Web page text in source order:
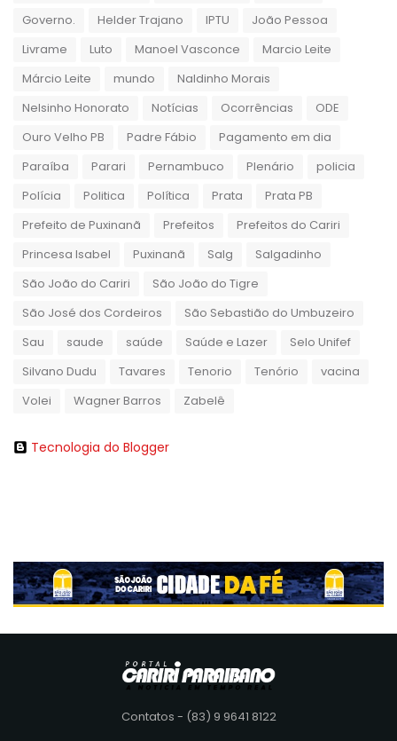
Governo.
Helder Trajano IPTU
João Pessoa
Livrame
Luto Manoel Vasconce
Marcio Leite
Márcio Leite
mundo
Naldinho Morais
Nelsinho Honorato
Notícias Ocorrências
ODE
Ouro Velho PB
Padre Fábio
Pagamento em dia
Paraíba
Parari Pernambuco Plenário
policia
Polícia
Politica Política Prata
Prata PB
Prefeito de Puxinanã
Prefeitos
Prefeitos do Cariri
Princesa Isabel
Puxinanã Salg
Salgadinho
São João do Cariri
São João do Tigre
São José dos Cordeiros
São Sebastião do Umbuzeiro
Sau
saude saúde Saúde e Lazer
Selo Unifef
Silvano Dudu
Tavares Tenorio Tenório
vacina
Volei
Wagner Barros Zabelê
Tecnologia do Blogger
Contatos - (83) 9 9641 8122